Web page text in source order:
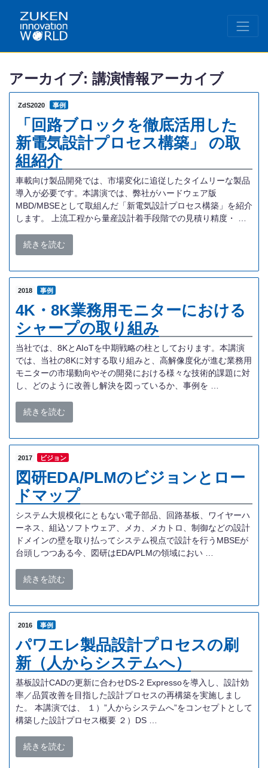
アーカイブ: 講演情報アーカイブ
ZdS2020 事例
「回路ブロックを徹底活用した
新電気設計プロセス構築」 の取
組紹介
車載向け製品開発では、市場変化に追従したタイムリーな製品
導入が必要です。本講演では、弊社がハードウェア版
MBD/MBSEとして取組んだ「新電気設計プロセス構築」を紹介
します。 上流工程から量産設計着手段階での見積り精度・ …
続きを読む
2018 事例
4K・8K業務用モニターにおける
シャープの取り組み
当社では、8KとAIoTを中期戦略の柱としております。本講演
では、当社の8Kに対する取り組みと、高解像度化が進む業務用
モニターの市場動向やその開発における様々な技術的課題に対
し、どのように改善し解決を図っているか、事例を …
続きを読む
2017 ビジョン
図研EDA/PLMのビジョンとロー
ドマップ
システム大規模化にともない電子部品、回路基板、ワイヤーハ
ーネス、組込ソフトウェア、メカ、メカトロ、制御などの設計
ドメインの壁を取り払ってシステム視点で設計を行うMBSEが
台頭しつつある今、図研はEDA/PLMの領域におい …
続きを読む
2016 事例
パワエレ製品設計プロセスの刷
新（人からシステムへ）
基板設計CADの更新に合わせDS-2 Expressoを導入し、設計効
率／品質改善を目指した設計プロセスの再構築を実施しまし
た。 本講演では、 １）”人からシステムへ”をコンセプトとして
構築した設計プロセス概要 ２）DS …
続きを読む